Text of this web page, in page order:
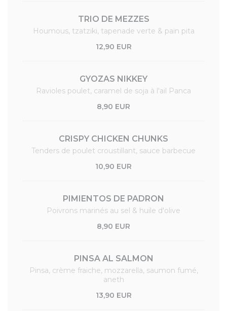
TRIO DE MEZZES
Houmous, tzatziki, tapenade verte & pain pita
12,90 EUR
GYOZAS NIKKEY
Ravioles poulet, caramel de soja à l'ail Panca
8,90 EUR
CRISPY CHICKEN CHUNKS
Tenders de poulet croustillant, sauce barbecue
10,90 EUR
PIMIENTOS DE PADRON
Poivrons marinés au sel & huile d'olive
8,90 EUR
PINSA AL SALMON
Pinsa, crème fraiche, mozzarella, saumon fumé,
aneth
13,90 EUR